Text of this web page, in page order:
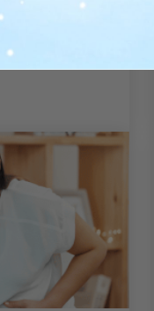
có phải do
không?